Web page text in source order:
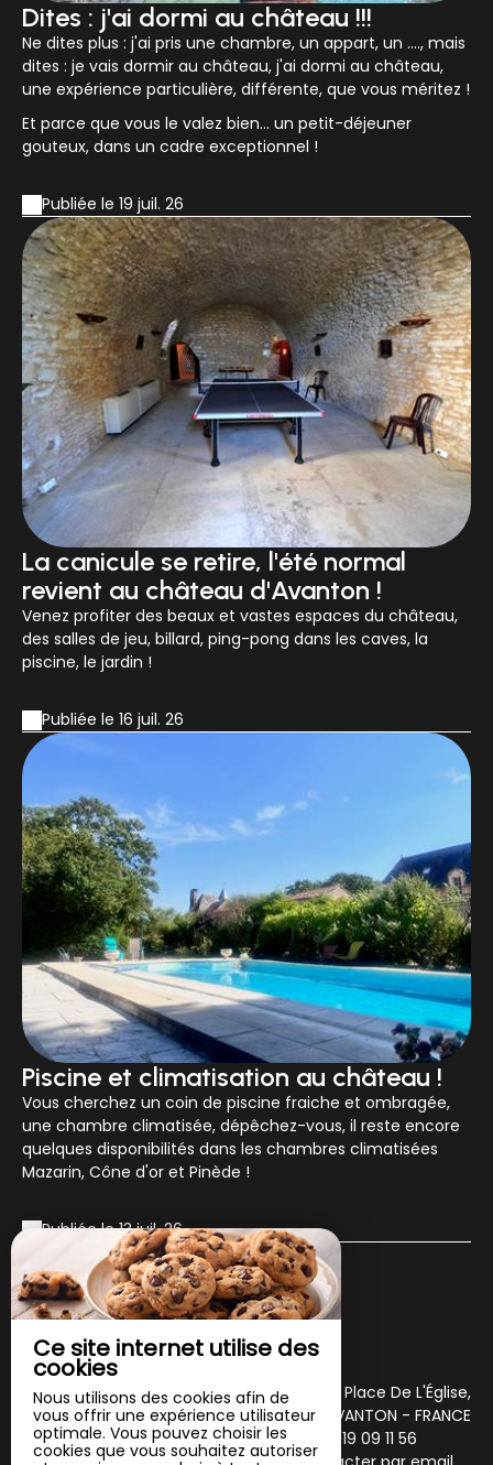
Ce site internet utilise des
cookies
Nous utilisons des cookies afin de
vous offrir une expérience utilisateur
optimale. Vous pouvez choisir les
cookies que vous souhaitez autoriser
Dites : j'ai dormi au château !!!
Ne dites plus : j'ai pris une chambre, un appart, un ...., mais
dites : je vais dormir au château, j'ai dormi au château,
une expérience particulière, différente, que vous méritez !
Et parce que vous le valez bien... un petit-déjeuner
gouteux, dans un cadre exceptionnel !
Publiée le 19 juil. 26
La canicule se retire, l'été normal
revient au château d'Avanton !
Venez profiter des beaux et vastes espaces du château,
des salles de jeu, billard, ping-pong dans les caves, la
piscine, le jardin !
Publiée le 16 juil. 26
Piscine et climatisation au château !
Vous cherchez un coin de piscine fraiche et ombragée,
une chambre climatisée, dépêchez-vous, il reste encore
quelques disponibilités dans les chambres climatisées
Mazarin, Cône d'or et Pinède !
Publiée le 13 juil. 26
Découvrirnos news
5 Place De L'Église,
86170 AVANTON - FRANCE
+33 6 19 09 11 56